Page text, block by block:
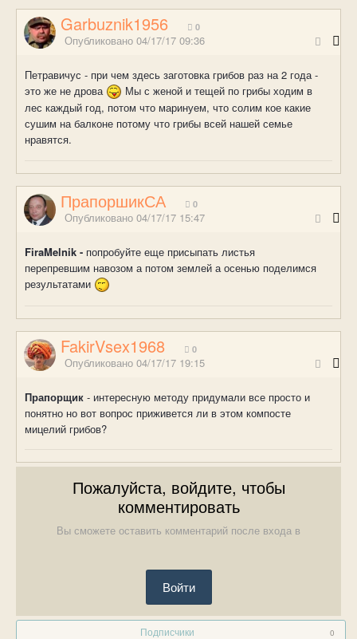
Garbuznik1956 0
Опубликовано 04/17/17 09:36
Петравичус - при чем здесь заготовка грибов раз на 2 года -
это же не дрова
Мы с женой и тещей по грибы ходим в
лес каждый год, потом что маринуем, что солим кое какие
сушим на балконе потому что грибы всей нашей семье
нравятся.
ПрапоршикСА 0
Опубликовано 04/17/17 15:47
FiraMelnik - попробуйте еще присыпать листья
перепревшим навозом а потом землей а осенью поделимся
результатами
FakirVsex1968 0
Опубликовано 04/17/17 19:15
Прапорщик - интересную методу придумали все просто и
понятно но вот вопрос приживется ли в этом компосте
мицелий грибов?
Пожалуйста, войдите, чтобы
комментировать
Вы сможете оставить комментарий после входа в
Войти
Подписчики 0